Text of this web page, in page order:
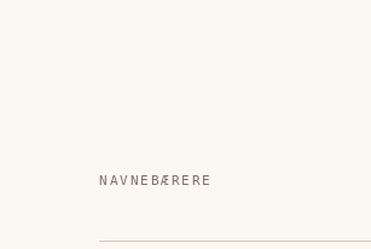
NAVNEBÆRERE